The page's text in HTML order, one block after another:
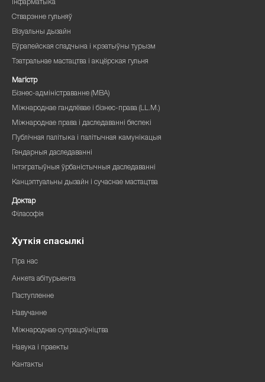
Інфарматыка
Стварэнне гульняў
Візуальны дызайн
Еўрапейская спадчына і крэатыўны турызм
Тэатральнае мастацтва і акцёрская гульня
Магістр
Бізнес-адміністраванне (MBA)
Міжнароднае гандлёвае і бізнес-права (LL.M.)
Міжнароднае права і даследаванні бяспекі
Публічная палітыка і палітычная камунікацыя
Гендарныя даследаванні
Інтэгратыўныя ўрбаністычныя даследаванні
Канцэптуальны дызайн і сучаснае мастацтва
Доктар
Філасофія
Хуткія спасылкі
Пра нас
Анкета абітурыента
Паступленне
Навучанне
Міжнароднае супрацоўніцтва
Навука і праекты
Кантакты